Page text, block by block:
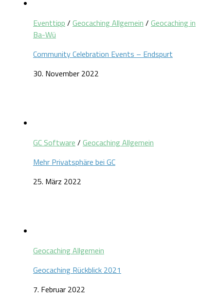
Eventtipp / Geocaching Allgemein / Geocaching in
Ba-Wü
Community Celebration Events – Endspurt
30. November 2022
GC Software / Geocaching Allgemein
Mehr Privatsphäre bei GC
25. März 2022
Geocaching Allgemein
Geocaching Rückblick 2021
7. Februar 2022